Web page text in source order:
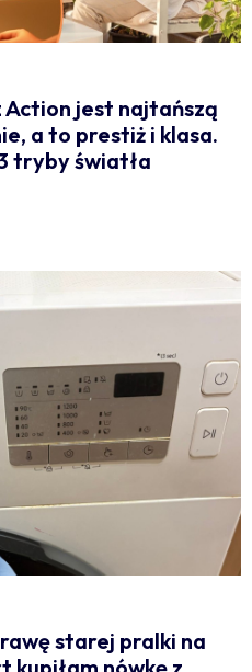
Action jest najtańszą
a to prestiż i klasa.
tryby światła
starej pralki na